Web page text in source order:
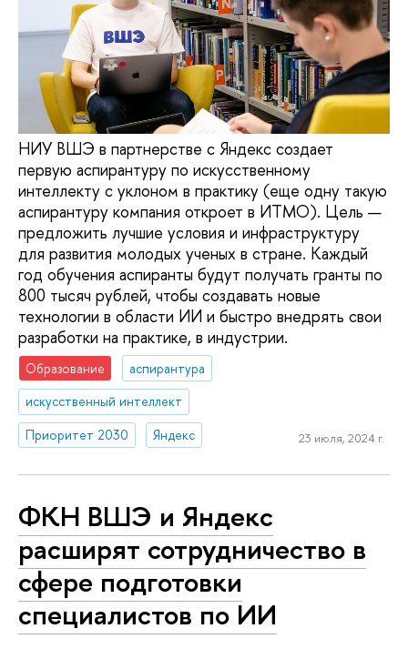
НИУ ВШЭ в партнерстве с Яндекс создает
первую аспирантуру по искусственному
интеллекту с уклоном в практику (еще одну такую
аспирантуру компания откроет в ИТМО). Цель —
предложить лучшие условия и инфраструктуру
для развития молодых ученых в стране. Каждый
год обучения аспиранты будут получать гранты по
800 тысяч рублей, чтобы создавать новые
технологии в области ИИ и быстро внедрять свои
разработки на практике, в индустрии.
Образование
аспирантура
искусственный интеллект
Приоритет 2030
Яндекс 23 июля, 2024 г.
ФКН ВШЭ и Яндекс
расширят сотрудничество в
сфере подготовки
специалистов по ИИ